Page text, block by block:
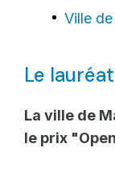
Ville
Le lauréat
La ville de
le prix